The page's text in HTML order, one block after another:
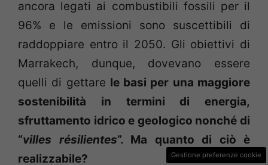
ancora legati ai combustibili fossili per il
96% e le emissioni sono suscettibili di
raddoppiare entro il 2050. Gli obiettivi di
Marrakech, dunque, dovevano essere
quelli di gettare le basi per una maggiore
sostenibilità in termini di energia,
sfruttamento idrico e geologico nonché di
“villes résilientes”. Ma quanto di ciò è
realizzabile?
Gestione preferenze cookie